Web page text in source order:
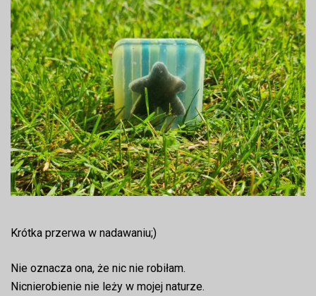
Krótka przerwa w nadawaniu;)
Nie oznacza ona, że nic nie robiłam.
Nicnierobienie nie leży w mojej naturze.